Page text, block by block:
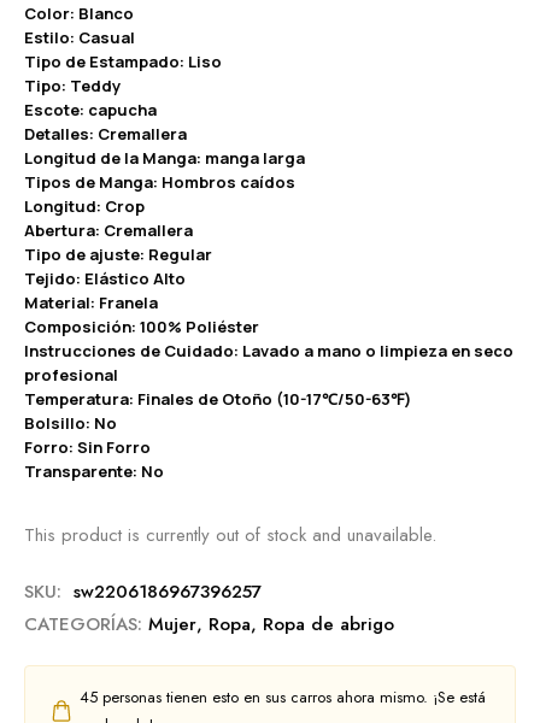
Color: Blanco
Estilo: Casual
Tipo de Estampado: Liso
Tipo: Teddy
Escote: capucha
Detalles: Cremallera
Longitud de la Manga: manga larga
Tipos de Manga: Hombros caídos
Longitud: Crop
Abertura: Cremallera
Tipo de ajuste: Regular
Tejido: Elástico Alto
Material: Franela
Composición: 100% Poliéster
Instrucciones de Cuidado: Lavado a mano o limpieza en seco
profesional
Temperatura: Finales de Otoño (10-17℃/50-63℉)
Bolsillo: No
Forro: Sin Forro
Transparente: No
This product is currently out of stock and unavailable.
SKU: sw2206186967396257
CATEGORÍAS: Mujer, Ropa, Ropa de abrigo
45 personas tienen esto en sus carros ahora mismo. ¡Se está